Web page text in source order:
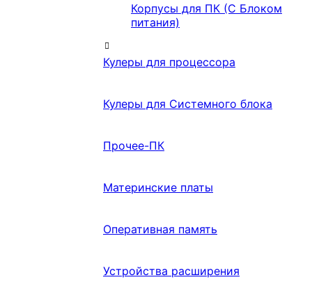
Корпусы для ПК (С Блоком
питания)
Кулеры для процессора
Кулеры для Системного блока
Прочее-ПК
Материнские платы
Оперативная память
Устройства расширения